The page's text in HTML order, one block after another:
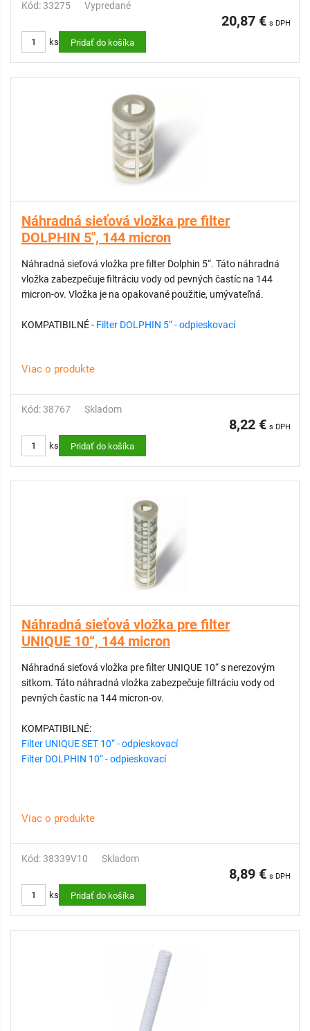
Kód: 33275 Vypredané
20,87 € s DPH
ks Pridať do košíka
Náhradná sieťová vložka pre filter
DOLPHIN 5", 144 micron
Náhradná sieťová vložka pre filter Dolphin 5“. Táto náhradná
vložka zabezpečuje filtráciu vody od pevných častíc na 144
micron-ov. Vložka je na opakované použitie, umývateľná.
KOMPATIBILNÉ - Filter DOLPHIN 5“ - odpieskovací
Viac o produkte
Kód: 38767 Skladom
8,22 € s DPH
ks Pridať do košíka
Náhradná sieťová vložka pre filter
UNIQUE 10“, 144 micron
Náhradná sieťová vložka pre filter UNIQUE 10“ s nerezovým
sitkom. Táto náhradná vložka zabezpečuje filtráciu vody od
pevných častíc na 144 micron-ov.
KOMPATIBILNÉ:
Filter UNIQUE SET 10“ - odpieskovací
Filter DOLPHIN 10“ - odpieskovací
Viac o produkte
Kód: 38339V10 Skladom
8,89 € s DPH
ks Pridať do košíka